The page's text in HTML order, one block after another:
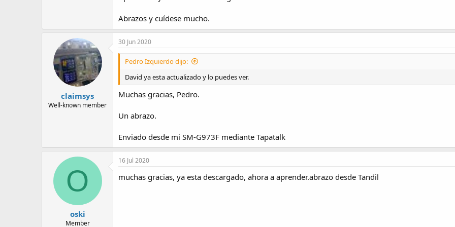
Abrazos y cuídese mucho.
claimsys
Well-known member
30 Jun 2020
Pedro Izquierdo dijo:
David ya esta actualizado y lo puedes ver.
Muchas gracias, Pedro.
Un abrazo.
Enviado desde mi SM-G973F mediante Tapatalk
O
oski
Member
16 Jul 2020
muchas gracias, ya esta descargado, ahora a aprender.abrazo desde Tandil